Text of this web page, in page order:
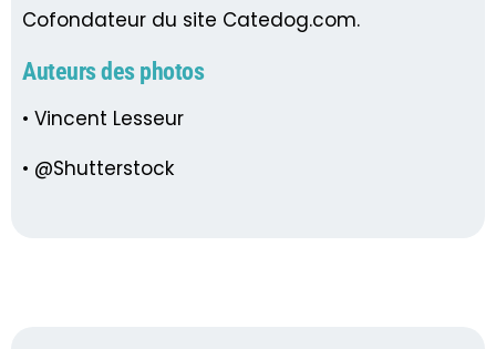
Cofondateur du site Catedog.com.
Auteurs des photos
• Vincent Lesseur
• @Shutterstock